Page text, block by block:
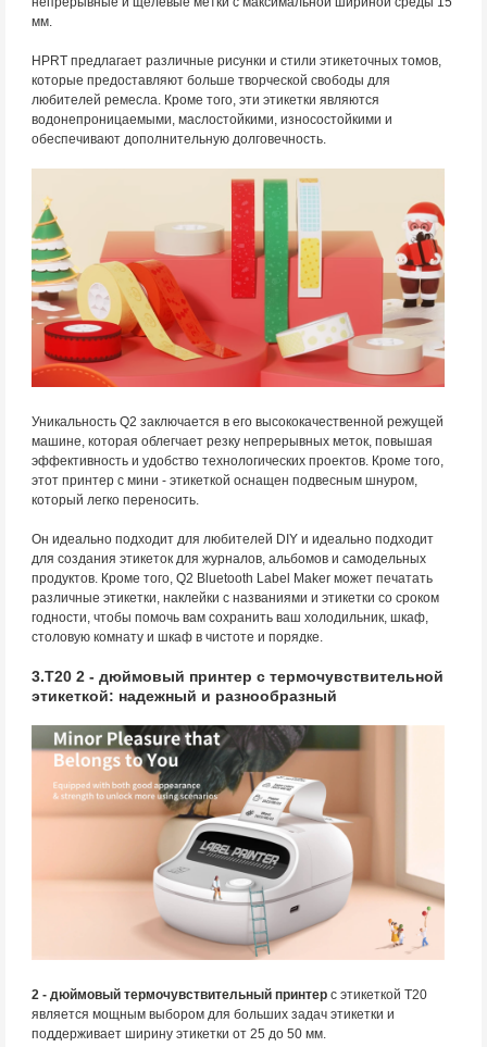
мм.
HPRT предлагает различные рисунки и стили этикеточных томов,
которые предоставляют больше творческой свободы для
любителей ремесла. Кроме того, эти этикетки являются
водонепроницаемыми, маслостойкими, износостойкими и
обеспечивают дополнительную долговечность.
Уникальность Q2 заключается в его высококачественной режущей
машине, которая облегчает резку непрерывных меток, повышая
эффективность и удобство технологических проектов. Кроме того,
этот принтер с мини - этикеткой оснащен подвесным шнуром,
который легко переносить.
Он идеально подходит для любителей DIY и идеально подходит
для создания этикеток для журналов, альбомов и самодельных
продуктов. Кроме того, Q2 Bluetooth Label Maker может печатать
различные этикетки, наклейки с названиями и этикетки со сроком
годности, чтобы помочь вам сохранить ваш холодильник, шкаф,
столовую комнату и шкаф в чистоте и порядке.
3.T20 2 - дюймовый принтер с термочувствительной
этикеткой: надежный и разнообразный
2 - дюймовый термочувствительный принтер с этикеткой T20
является мощным выбором для больших задач этикетки и
поддерживает ширину этикетки от 25 до 50 мм.